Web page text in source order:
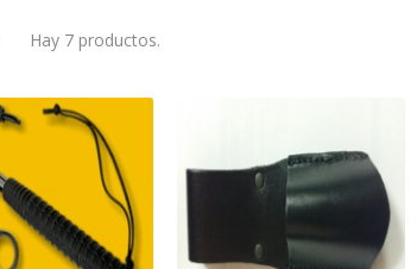
Hay 7 productos.